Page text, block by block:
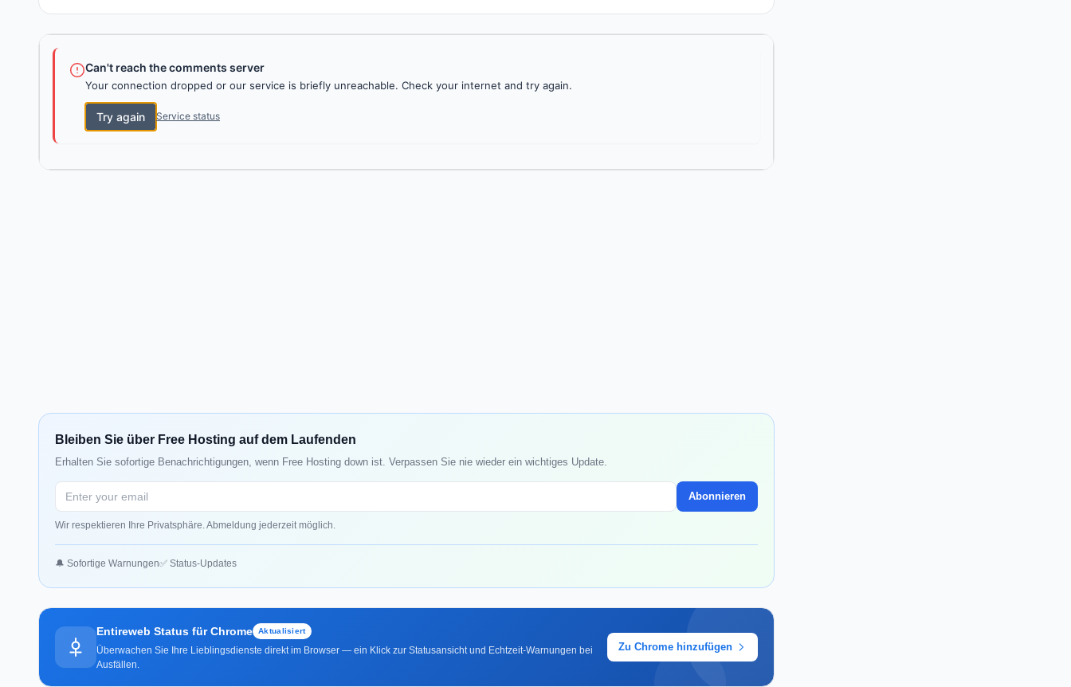
Can't reach the comments server
Your connection dropped or our service is briefly unreachable. Check your internet and try again.
Try again Service status
Bleiben Sie über Free Hosting auf dem Laufenden
Erhalten Sie sofortige Benachrichtigungen, wenn Free Hosting down ist. Verpassen Sie nie wieder ein wichtiges Update.
Abonnieren
Wir respektieren Ihre Privatsphäre. Abmeldung jederzeit möglich.
🔔 Sofortige Warnungen✅ Status-Updates
Entireweb Status für Chrome Aktualisiert
Überwachen Sie Ihre Lieblingsdienste direkt im Browser — ein Klick zur Statusansicht und Echtzeit-Warnungen bei
Ausfällen.
Zu Chrome hinzufügen